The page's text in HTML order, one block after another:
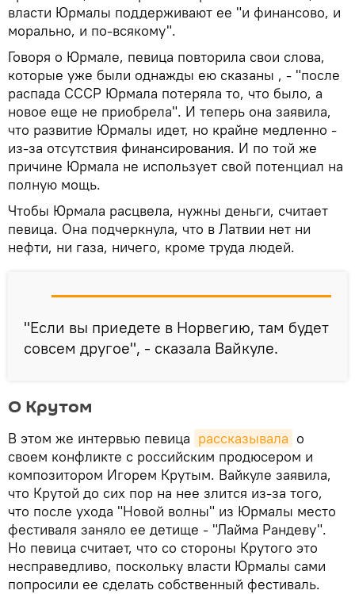
власти Юрмалы поддерживают ее "и финансово, и
морально, и по-всякому".
Говоря о Юрмале, певица повторила свои слова,
которые уже были однажды ею сказаны , - "после
распада СССР Юрмала потеряла то, что было, а
новое еще не приобрела". И теперь она заявила,
что развитие Юрмалы идет, но крайне медленно -
из-за отсутствия финансирования. И по той же
причине Юрмала не использует свой потенциал на
полную мощь.
Чтобы Юрмала расцвела, нужны деньги, считает
певица. Она подчеркнула, что в Латвии нет ни
нефти, ни газа, ничего, кроме труда людей.
"Если вы приедете в Норвегию, там будет
совсем другое", - сказала Вайкуле.
О Крутом
В этом же интервью певица рассказывала о
своем конфликте с российским продюсером и
композитором Игорем Крутым. Вайкуле заявила,
что Крутой до сих пор на нее злится из-за того,
что после ухода "Новой волны" из Юрмалы место
фестиваля заняло ее детище - "Лайма Рандеву".
Но певица считает, что со стороны Крутого это
несправедливо, поскольку власти Юрмалы сами
попросили ее сделать собственный фестиваль.